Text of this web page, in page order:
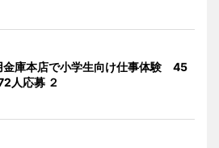
金庫本店で小学生向け仕事体験 45
人応募 ２